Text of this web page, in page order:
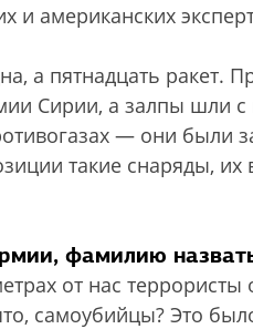
и американских
а пятнадцать ракет.
Сирии, а залпы шли с
— они были
такие снаряды, их
фамилию
от нас террористы
самоубийцы? Это